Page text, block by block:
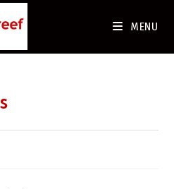
MENU